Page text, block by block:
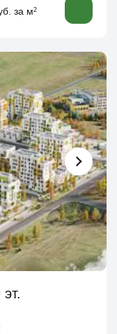
за м2